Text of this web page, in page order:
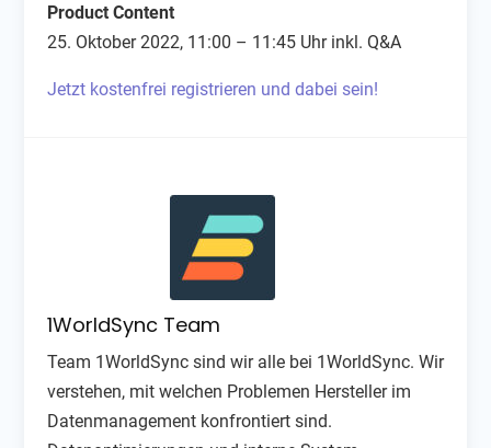
Product Content
25. Oktober 2022, 11:00 – 11:45 Uhr inkl. Q&A
Jetzt kostenfrei registrieren und dabei sein!
1WorldSync Team
Team 1WorldSync sind wir alle bei 1WorldSync. Wir
verstehen, mit welchen Problemen Hersteller im
Datenmanagement konfrontiert sind.